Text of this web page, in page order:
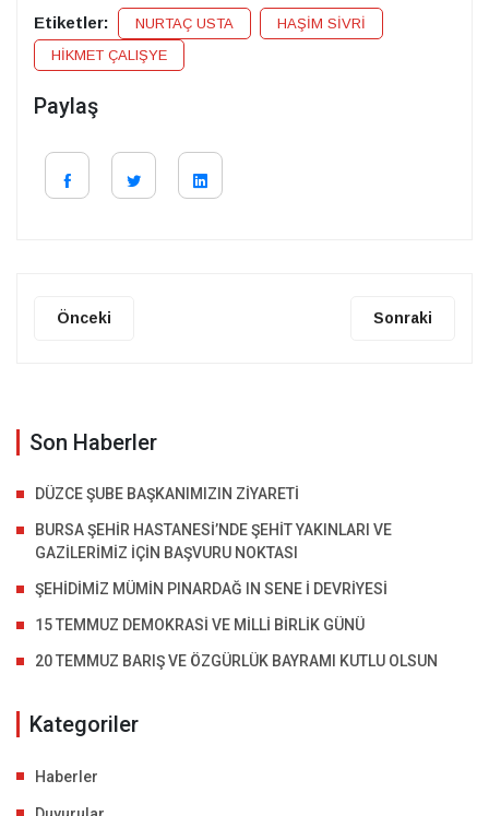
Etiketler: NURTAÇ USTA
HAŞİM SİVRİ
HİKMET ÇALIŞYE
Paylaş
Önceki Sonraki
Son Haberler
DÜZCE ŞUBE BAŞKANIMIZIN ZİYARETİ
BURSA ŞEHİR HASTANESİ’NDE ŞEHİT YAKINLARI VE
GAZİLERİMİZ İÇİN BAŞVURU NOKTASI
ŞEHİDİMİZ MÜMİN PINARDAĞ IN SENE İ DEVRİYESİ
15 TEMMUZ DEMOKRASİ VE MİLLİ BİRLİK GÜNÜ
20 TEMMUZ BARIŞ VE ÖZGÜRLÜK BAYRAMI KUTLU OLSUN
Kategoriler
Haberler